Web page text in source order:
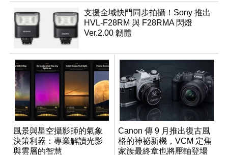
支援全域快門同步拍攝！Sony 推出
HVL-F28RM 與 F28RMA 閃燈
Ver.2.00 韌體
風景與星空攝影師的氣象
決策利器：專業解讀光影
與雲層的智慧
Canon 傳 9 月推出復古風
格的神祕新機，VCM 定焦
家族最終章也將壓軸登場